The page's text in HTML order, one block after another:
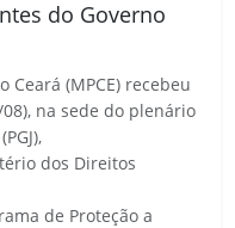
do Governo
(MPCE) recebeu
na sede do plenário
dos Direitos
de Proteção a